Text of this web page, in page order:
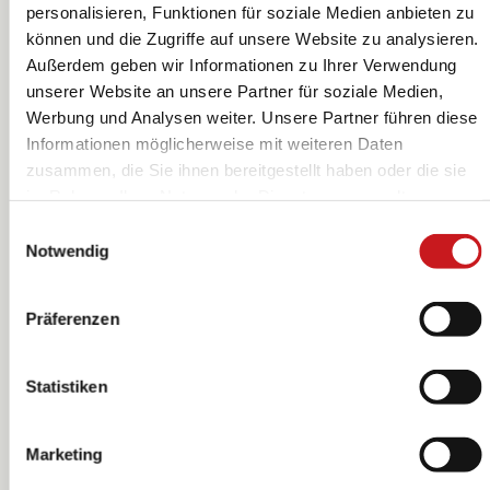
personalisieren, Funktionen für soziale Medien anbieten zu
können und die Zugriffe auf unsere Website zu analysieren.
Außerdem geben wir Informationen zu Ihrer Verwendung
unserer Website an unsere Partner für soziale Medien,
Werbung und Analysen weiter. Unsere Partner führen diese
Informationen möglicherweise mit weiteren Daten
zusammen, die Sie ihnen bereitgestellt haben oder die sie
mehr darüber, wer wir sind, wie Sie uns kontaktieren
können und wie wir personenbezogene Daten verarbeiten.
Notwendig
Präferenzen
Statistiken
Marketing
Papp-Buchstabe
„E“ 3D |
132×175×55
mm, natur
KNORR prandell
Papp-Buchstabe
„F“ 3D |
115×175×55
mm, natur
KNORR prandell